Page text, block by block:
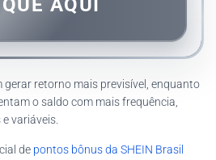
AQUI
retorno mais previsível, enquanto
o saldo com mais frequência,
variáveis.
de pontos bônus da SHEIN Brasil